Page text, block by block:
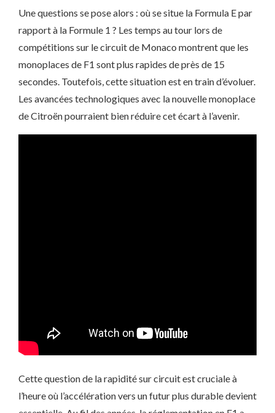
Une questions se pose alors : où se situe la Formula E par
rapport à la Formule 1 ? Les temps au tour lors de
compétitions sur le circuit de Monaco montrent que les
monoplaces de F1 sont plus rapides de près de 15
secondes. Toutefois, cette situation est en train d’évoluer.
Les avancées technologiques avec la nouvelle monoplace
de Citroën pourraient bien réduire cet écart à l’avenir.
Cette question de la rapidité sur circuit est cruciale à
l’heure où l’accélération vers un futur plus durable devient